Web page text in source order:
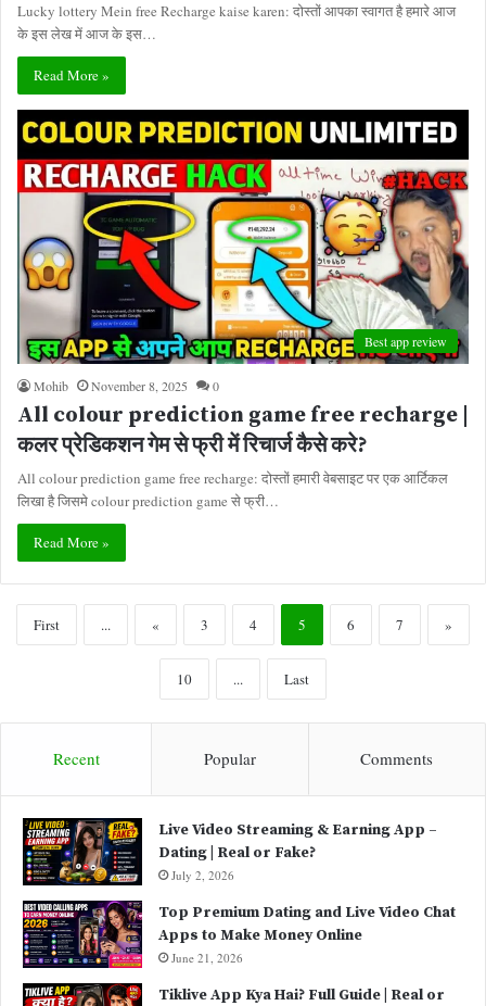
Lucky lottery Mein free Recharge kaise karen: दोस्तों आपका स्वागत है हमारे आज
के इस लेख में आज के इस…
Read More »
Best app review
Mohib November 8, 2025 0
All colour prediction game free recharge |
कलर प्रेडिकशन गेम से फ्री में रिचार्ज कैसे करे?
All colour prediction game free recharge: दोस्तों हमारी वेबसाइट पर एक आर्टिकल
लिखा है जिसमे colour prediction game से फ्री…
Read More »
First ... « 3 4 5 6 7 »
10 ... Last
Recent Popular Comments
Live Video Streaming & Earning App –
Dating | Real or Fake?
July 2, 2026
Top Premium Dating and Live Video Chat
Apps to Make Money Online
June 21, 2026
Tiklive App Kya Hai? Full Guide | Real or